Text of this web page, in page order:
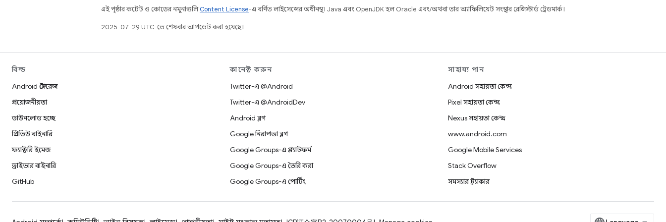
এই পৃষ্ঠার কন্টেন্ট ও কোডের নমুনাগুলিContent License-এ বর্ণিত লাইসেন্সের অধীনস্থ। Java এবং OpenJDK হল Oracle এবং/অথবা তার অ্যাফিলিয়েট সংস্থার রেজিস্টার্ড ট্রেডমার্ক।
2025-07-29 UTC-তে শেষবার আপডেট করা হয়েছে।
বিল্ড
Android স্টোরেজ
প্রয়োজনীয়তা
ডাউনলোড হচ্ছে
প্রিভিউ বাইনারি
ফ্যাক্টরি ইমেজ
ড্রাইভার বাইনারি
GitHub
কানেক্ট করুন
Twitter-এ @Android
Twitter-এ @AndroidDev
Android ব্লগ
Google নিরাপত্তা ব্লগ
Google Groups-এ প্ল্যাটফর্ম
Google Groups-এ তৈরি করা
Google Groups-এ পোর্টিং
সাহায্য পান
Android সহায়তা কেন্দ্র
Pixel সহায়তা কেন্দ্র
Nexus সহায়তা কেন্দ্র
www.android.com
Google Mobile Services
Stack Overflow
সমস্যার ট্র্যাকার